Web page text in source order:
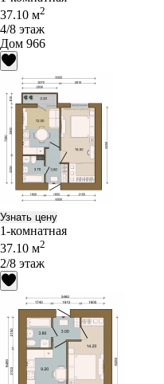
37.10 м2
4/8 этаж
Дом 966
Узнать цену
1-комнатная
37.10 м2
2/8 этаж